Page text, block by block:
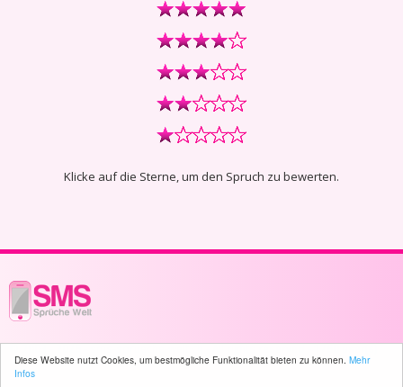
Diese Website nutzt Cookies, um bestmögliche Funktionalität bieten zu können. Mehr
Infos
Klicke auf die Sterne, um den Spruch zu bewerten.
© 2003 - 2026 -sms-sprueche-welt.ch- All rights reserved -1760 user(s)
online